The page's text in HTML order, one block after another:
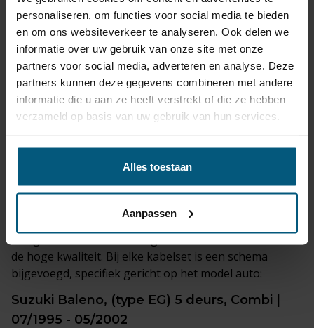
personaliseren, om functies voor social media te bieden
en om ons websiteverkeer te analyseren. Ook delen we
informatie over uw gebruik van onze site met onze
partners voor social media, adverteren en analyse. Deze
partners kunnen deze gegevens combineren met andere
informatie die u aan ze heeft verstrekt of die ze hebben
verzameld op basis van uw gebruik van hun services.
Alles toestaan
Aanpassen
De verticaal afneembare trekhaak is de meest discrete
optie. Wanneer deze is verwijderd, blijft er nauwelijks
een zichtbare bevestiging achter.
Trekhaak kabelsetsdie geschikt zijn voor je
Suzuki Baleno, (type EG) 5 deurs, Combi |
geleverd.
De originele kabelsets komen van premium merken
zoalsECS, Erich JaegerofJaeger.
de hoge kwaliteit. Bij elke kabelset is een schema
bijgevoegd, specifiek gericht op het model auto:
Suzuki Baleno, (type EG) 5 deurs, Combi |
07/1995 - 05/2002